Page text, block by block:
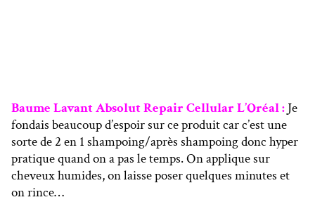
Baume Lavant Absolut Repair Cellular L’Oréal : Je
fondais beaucoup d’espoir sur ce produit car c’est une
sorte de 2 en 1 shampoing/après shampoing donc hyper
pratique quand on a pas le temps. On applique sur
cheveux humides, on laisse poser quelques minutes et
on rince…